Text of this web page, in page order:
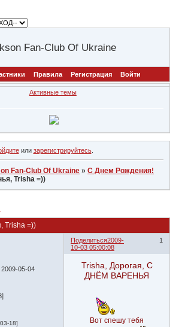
Fan-Club Of Ukraine
Правила Регистрация Войти
Активные темы
или зарегистрируйтесь.
Fan-Club Of Ukraine »С Днем Рождения!
Trisha =))
Trisha =))
Поделиться 1
2009-
10-03 05:00:08
2009-05-04
18]
Trisha, Дорогая, С
ДНЁМ ВАРЕНЬЯ
Вот спешу тебя